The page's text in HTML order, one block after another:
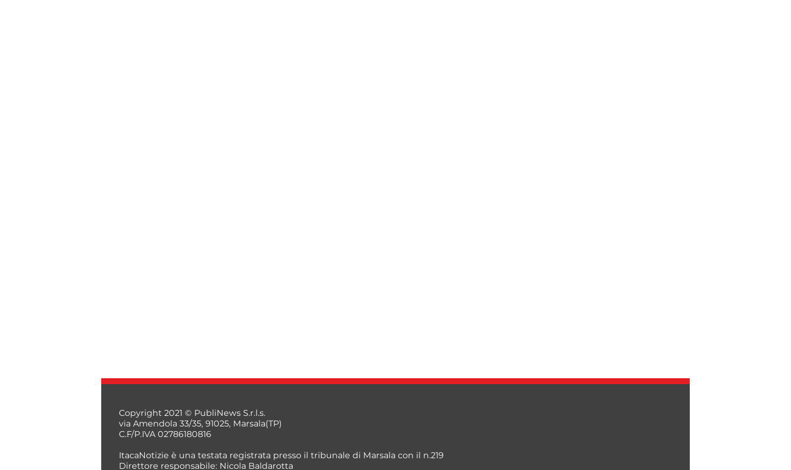
Copyright 2021 © PubliNews S.r.l.s.
via Amendola 33/35, 91025, Marsala(TP)
C.F/P.IVA 02786180816
ItacaNotizie è una testata registrata presso il tribunale di Marsala con il n.219
Direttore responsabile: Nicola Baldarotta